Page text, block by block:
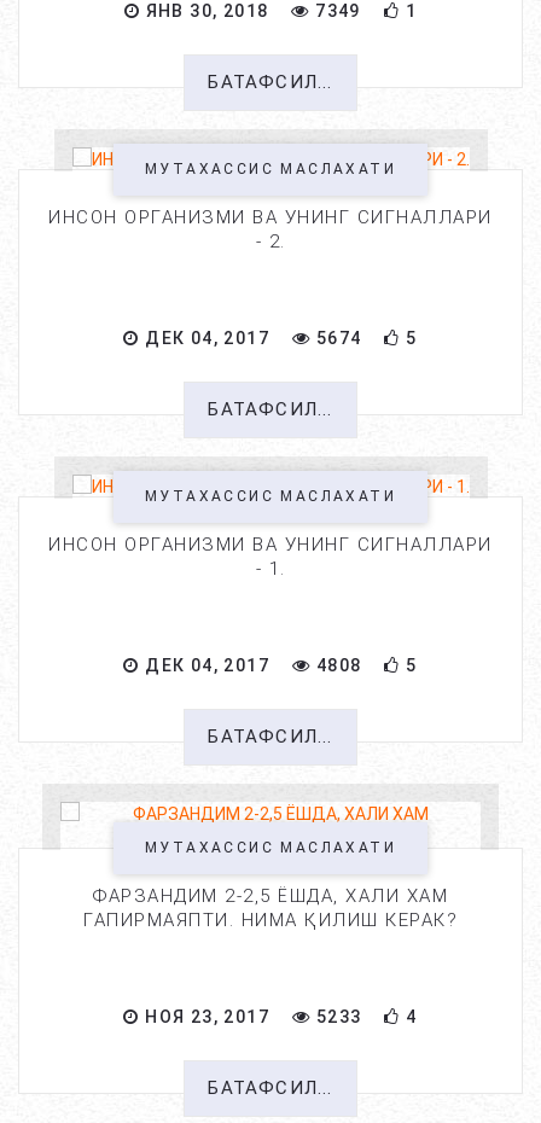
ЯНВ 30, 2018 7349 1
БАТАФСИЛ...
МУТАХАССИС МАСЛАХАТИ
ИНСОН ОРГАНИЗМИ ВА УНИНГ СИГНАЛЛАРИ
- 2.
ДЕК 04, 2017 5674 5
БАТАФСИЛ...
МУТАХАССИС МАСЛАХАТИ
ИНСОН ОРГАНИЗМИ ВА УНИНГ СИГНАЛЛАРИ
- 1.
ДЕК 04, 2017 4808 5
БАТАФСИЛ...
МУТАХАССИС МАСЛАХАТИ
ФАРЗАНДИМ 2-2,5 ЁШДА, ХАЛИ ХАМ
ГАПИРМАЯПТИ. НИМА ҚИЛИШ КЕРАК?
НОЯ 23, 2017 5233 4
БАТАФСИЛ...